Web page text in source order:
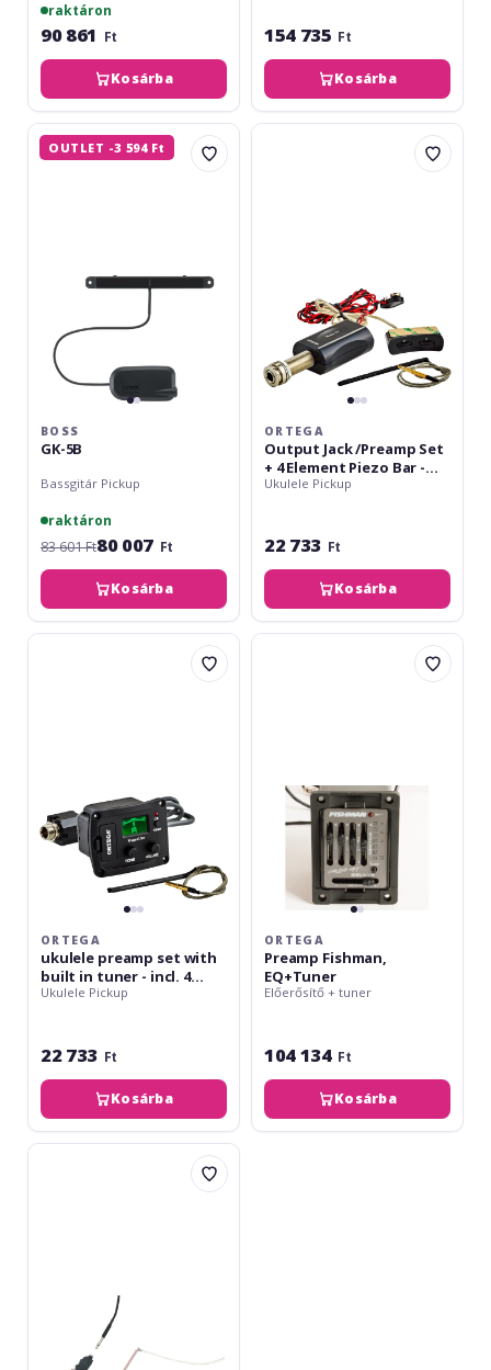
raktáron
90 861 Ft
Kosárba
154 735 Ft
Kosárba
Boss
GK-OUTLET -3 594 Ft
BOSS
GK-5B
Bassgitár Pickup
raktáron
83 601 Ft80 007 Ft
Kosárba
Ortega
Ukulele
ORTEGA
Output Jack /Preamp Set
+ 4 Element Piezo Bar -
Ukulele
Ukulele Pickup
22 733 Ft
Kosárba
Ortega
incl.
ORTEGA
ukulele preamp set with
built in tuner - incl. 4
Element piezo bar
Ukulele Pickup
22 733 Ft
Kosárba
Ortega
ORTEGA
Preamp Fishman,
EQ+Tuner
Előerősítő + tuner
104 134 Ft
Kosárba
Shadow